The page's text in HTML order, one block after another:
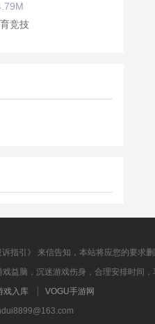
竞技
竞技
指引》 来信告知，本站将应您的要求
益脑，沉迷游戏伤身，合理安排时间
戏入库
VOGU手游网